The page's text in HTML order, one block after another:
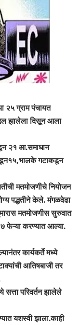
ग्राम पंचायत
झालेला दिसून आला
आ.समाधान
गटाकडून
मतमोजणीचे नियोजन
पद्धतीने केले. मंगळवेढा
मतमोजणीस सुरुवात
फेऱ्या करण्यात आल्या.
कार्यकर्ते मध्ये
आतिषबाजी तर
परिवर्तन झालेले
झाला.काही